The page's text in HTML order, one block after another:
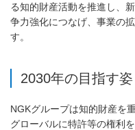
る知的財産活動を推進し、
争力強化につなげ、事業の
す。
2030年の目指す姿
NGKグループは知的財産を
グローバルに特許等の権利